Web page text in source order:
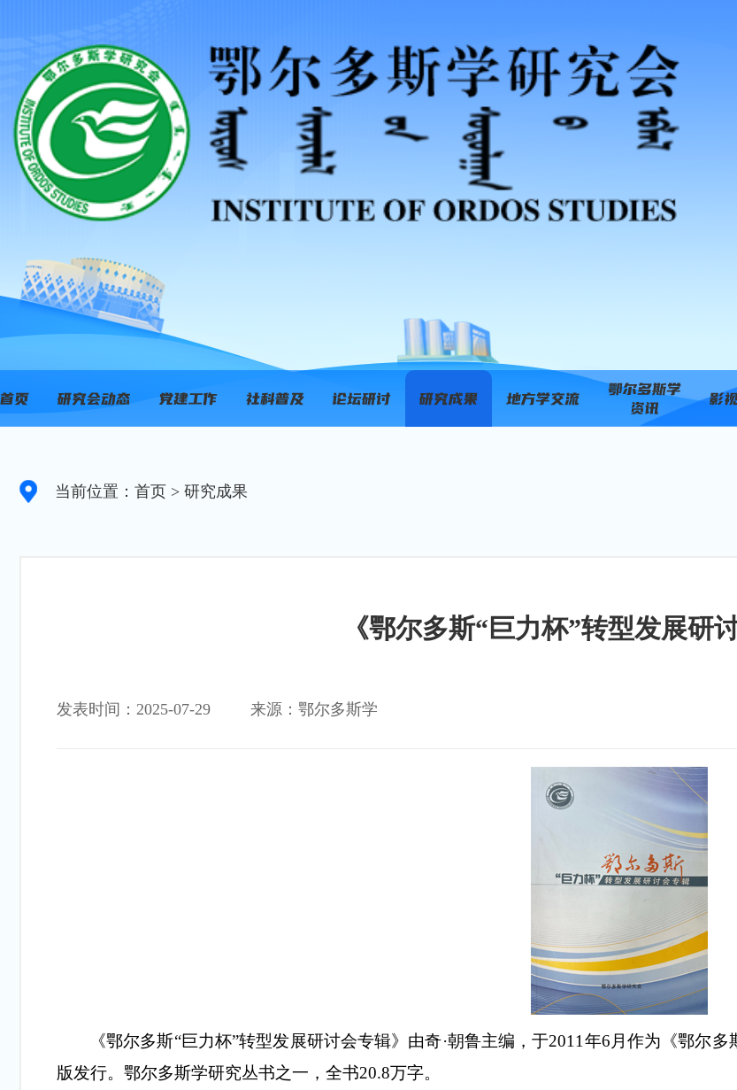
当前位置：首页 > 研究成果
《鄂尔多斯“巨力杯”转型发展研
发表时间：2025-07-29 来源：鄂尔多斯学
《鄂尔多斯“巨力杯”转型发展研讨会专辑》由奇·朝鲁主编，于2011年6月作为《鄂尔
版发行。鄂尔多斯学研究丛书之一，全书20.8万字。